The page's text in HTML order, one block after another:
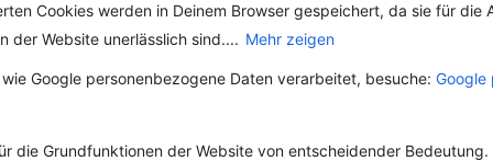
Cookies werden in Deinem Browser gespeichert, da sie für die
der Website unerlässlich sind.... Mehr zeigen
Google personenbezogene Daten verarbeitet, besuche: Google
die Grundfunktionen der Website von entscheidender Bedeutung.
Kohlehydrate: 45 g